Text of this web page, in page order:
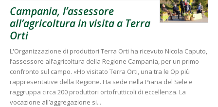
Campania, l’assessore
all’agricoltura in visita a Terra
Orti
L'Organizzazione di produttori Terra Orti ha ricevuto Nicola Caputo,
l’assessore all’agricoltura della Regione Campania, per un primo
confronto sul campo. «Ho visitato Terra Orti, una tra le Op più
rappresentative della Regione. Ha sede nella Piana del Sele e
raggruppa circa 200 produttori ortofrutticoli di eccellenza. La
vocazione all’aggregazione si...